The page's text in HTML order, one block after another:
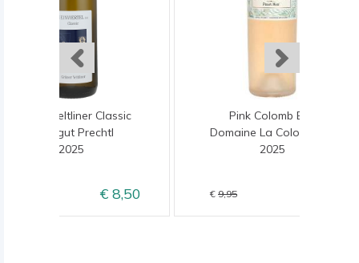
Grüner Veltliner Classic
Weingut Prechtl
2025
8,50
Pink Colomb Bay
Domaine La Colombette
2025
9,95